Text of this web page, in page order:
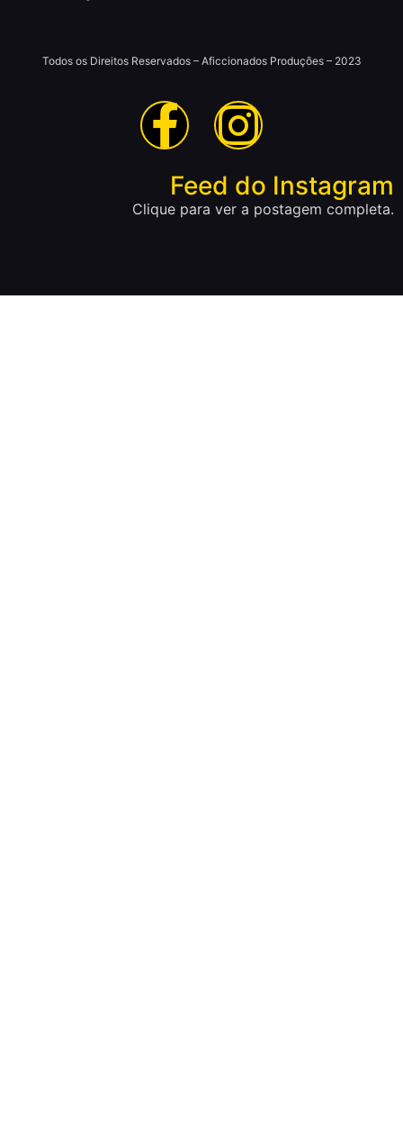
Todos os Direitos Reservados – Aficcionados Produções – 2023
Feed do Instagram
Clique para ver a postagem completa.